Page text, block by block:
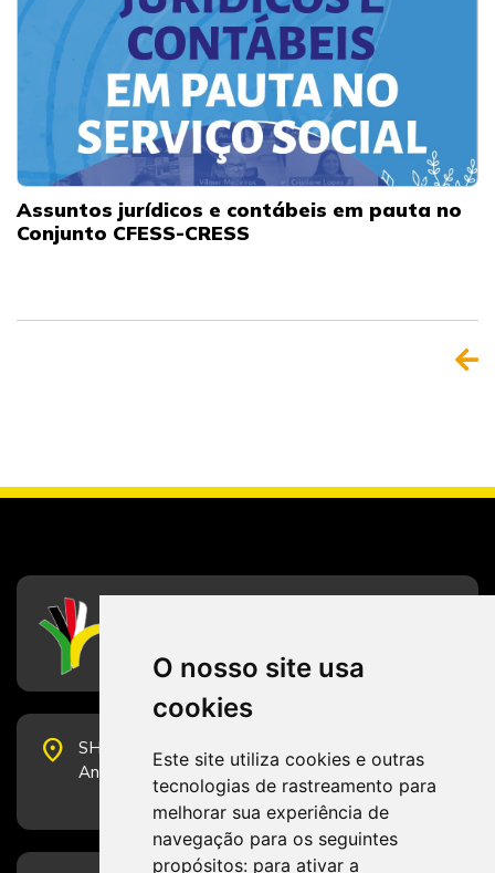
O nosso site usa
cookies
Este site utiliza cookies e outras
tecnologias de rastreamento para
melhorar sua experiência de
navegação para os seguintes
propósitos: para ativar a
Assuntos jurídicos e contábeis em pauta no
Conjunto CFESS-CRESS
place
SHS Quadra 6, Bloco E, Complexo Brasil 21, 20º
Andar, Sala 2001 - CEP 70322-915 - Brasília/DF